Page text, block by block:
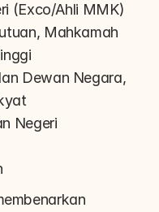
(Exco/Ahli MMK)
Mahkamah
Dewan Negara,
Negeri